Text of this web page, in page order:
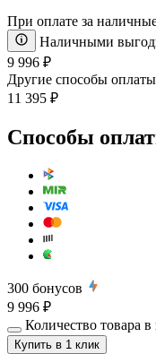
При оплате за
Наличными
9 996 ₽
Другие способы оплаты
11 395 ₽
Способы
300 бонусов
9 996 ₽
Количество товара в
Купить в 1 клик